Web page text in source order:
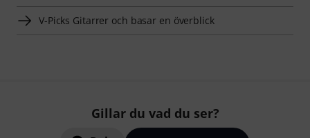
V-Picks Gitarrer och basar en överblick
Gillar du vad du ser?